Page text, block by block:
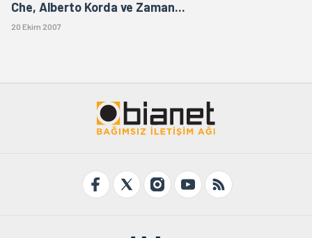
Che, Alberto Korda ve Zaman...
20 Ekim 2007